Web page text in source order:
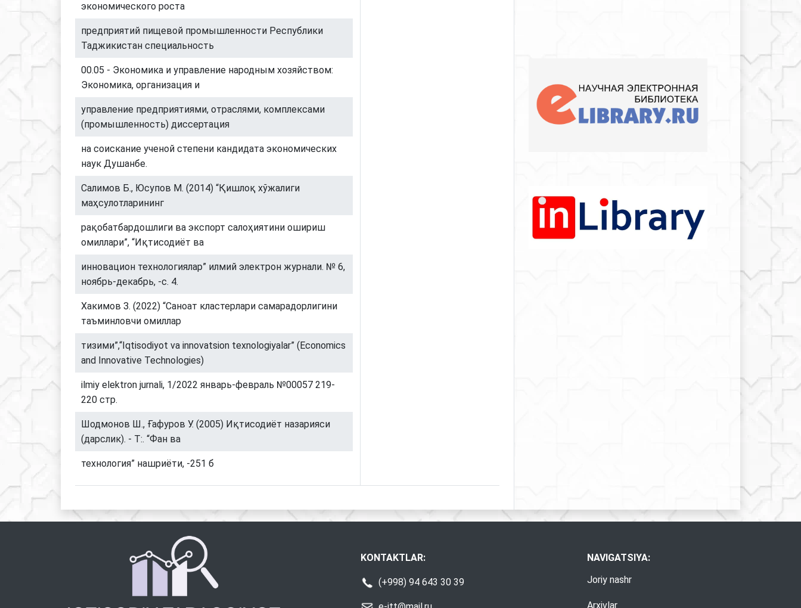
экономического роста
предприятий пищевой промышленности Республики
Таджикистан специальность
00.05 - Экономика и управление народным хозяйством:
Экономика, организация и
управление предприятиями, отраслями, комплексами
(промышленность) диссертация
на соискание ученой степени кандидата экономических
наук Душанбе.
Салимов Б., Юсупов М. (2014) “Қишлоқ хўжалиги
маҳсулотларининг
рақобатбардошлиги ва экспорт салоҳиятини ошириш
омиллари”, “Иқтисодиёт ва
инновацион технологиялар” илмий электрон журнали. № 6,
ноябрь-декабрь, -с. 4.
Хакимов З. (2022) “Саноат кластерлари самарадорлигини
таъминловчи омиллар
тизими”,“Iqtisodiyot va innovatsion texnologiyalar” (Economics
and Innovative Technologies)
ilmiy elektron jurnali, 1/2022 январь-февраль №00057 219-
220 стр.
Шодмонов Ш., Ғафуров У. (2005) Иқтисодиёт назарияси
(дарслик). - Т:. “Фан ва
технология” нашриёти, -251 б
KONTAKTLAR:
(+998) 94 643 30 39
NAVIGATSIYA:
Joriy nashr
Arxivlar